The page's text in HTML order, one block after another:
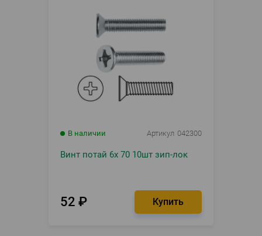
В наличии Артикул 042300
Винт потай 6х 70 10шт зип-лок
52 ₽